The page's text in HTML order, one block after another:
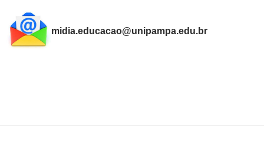
midia.educacao@unipampa.edu.br